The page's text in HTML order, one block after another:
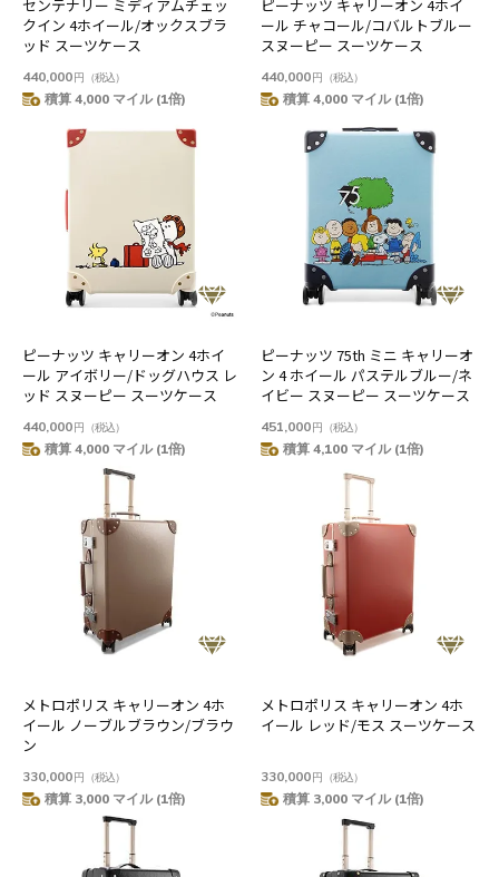
センテナリー ミディアムチェッ
クイン 4ホイール/オックスブラ
ッド スーツケース
440,000円 （税込）
積算 4,000 マイル (1倍)
ピーナッツ キャリーオン 4ホイ
ール チャコール/コバルトブルー
スヌーピー スーツケース
440,000円 （税込）
積算 4,000 マイル (1倍)
ピーナッツ キャリーオン 4ホイ
ール アイボリー/ドッグハウス レ
ッド スヌーピー スーツケース
440,000円 （税込）
積算 4,000 マイル (1倍)
ピーナッツ 75th ミニ キャリーオ
ン 4 ホイール パステルブルー/ネ
イビー スヌーピー スーツケース
451,000円 （税込）
積算 4,100 マイル (1倍)
メトロポリス キャリーオン 4ホ
イール ノーブルブラウン/ブラウ
ン
330,000円 （税込）
積算 3,000 マイル (1倍)
メトロポリス キャリーオン 4ホ
イール レッド/モス スーツケース
330,000円 （税込）
積算 3,000 マイル (1倍)